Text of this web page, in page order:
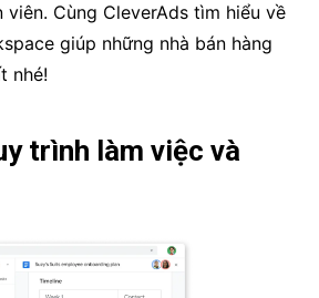
viên. Cùng CleverAds tìm hiểu về
giúp những nhà bán hàng
nhé!
trình làm việc và